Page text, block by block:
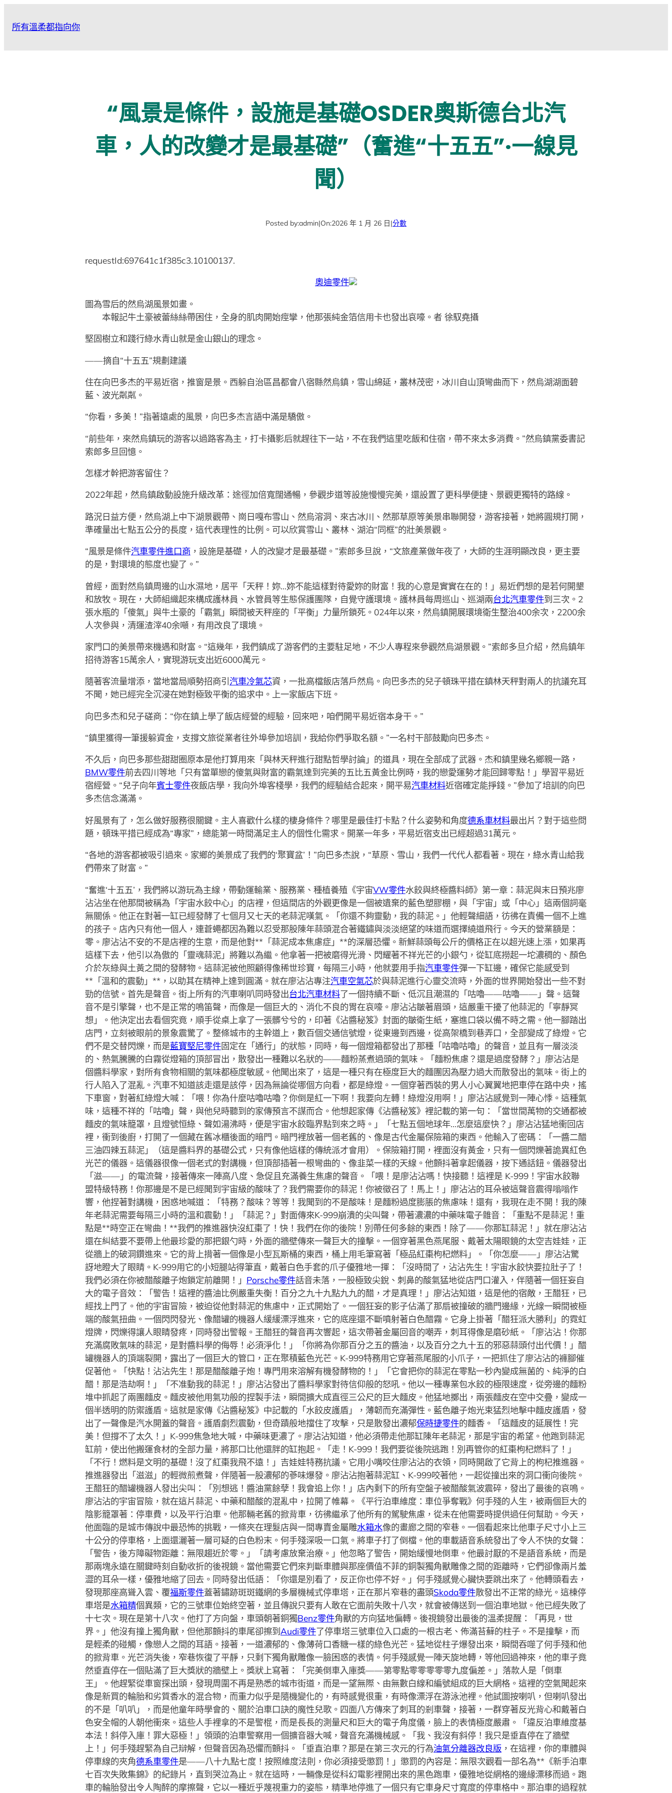
所有溫柔都指向你
“風景是條件，設施是基礎OSDER奧斯德台北汽
車，人的改變才是最基礎”（奮進“十五五”·一線見
聞）
Posted by:admin|On:2026 年 1 月 26 日|分數
requestId:697641c1f385c3.10100137.
奧迪零件
圖為雪后的然烏湖風景如畫。
本報記牛土豪被蕾絲絲帶困住，全身的肌肉開始痙攣，他那張純金箔信用卡也發出哀嚎。者 徐馭堯攝
堅固樹立和踐行綠水青山就是金山銀山的理念。
——摘自“十五五”規劃建議
住在向巴多杰的平易近宿，推窗是景。西躲自治區昌都會八宿縣然烏鎮，雪山綿延，叢林茂密，冰川自山頂彎曲而下，然烏湖湖面碧
藍、波光粼粼。
“你看，多美！”指著遠處的風景，向巴多杰言語中滿是驕傲。
“前些年，來然烏鎮玩的游客以過路客為主，打卡攝影后就趕往下一站，不在我們這里吃飯和住宿，帶不來太多消費。”然烏鎮黨委書記
索郎多旦回憶。
怎樣才幹把游客留住？
2022年起，然烏鎮啟動設施升級改革：途徑加倍寬闊通暢，參觀步道等設施慢慢完美，還設置了更科學便捷、景觀更獨特的路線。
路況日益方便，然烏湖上中下湖景觀帶、崗日嘎布雪山、然烏溶洞、來古冰川、然那草原等美景串聯開發，游客接著，她將圓規打開，
準確量出七點五公分的長度，這代表理性的比例。可以欣賞雪山、叢林、湖泊“同框”的壯美景觀。
“風景是條件汽車零件進口商，設施是基礎，人的改變才是最基礎。”索郎多旦說，“文旅產業做年夜了，大師的生涯明顯改良，更主要
的是，對環境的態度也變了。”
曾經，面對然烏鎮周邊的山水濕地，居平「天秤！妳…妳不能這樣對待愛妳的財富！我的心意是實實在在的！」易近們想的是若何開墾
和放牧。現在，大師組織起來構成護林員、水管員等生態保護團隊，自覺守護環境。護林員每周巡山、巡湖兩台北汽車零件到三次。2
張水瓶的「傻氣」與牛土豪的「霸氣」瞬間被天秤座的「平衡」力量所鎖死。024年以來，然烏鎮開展環境衛生整治400余次，2200余
人次參與，清運渣滓40余噸，有用改良了環境。
家門口的美景帶來機遇和財富。“這幾年，我們鎮成了游客們的主要駐足地，不少人專程來參觀然烏湖景觀。”索郎多旦介紹，然烏鎮年
招待游客15萬余人，實現游玩支出近6000萬元。
隨著客流量增添，當地當局順勢招商引 汽車冷氣芯資，一批高檔飯店落戶然烏。向巴多杰的兒子頓珠平措在鎮林天秤對兩人的抗議充耳
不聞，她已經完全沉浸在她對極致平衡的追求中。上一家飯店下班。
向巴多杰和兒子磋商：“你在鎮上學了飯店經營的經驗，回來吧，咱們開平易近宿本身干。”
“鎮里獲得一筆援躲資金，支撐文旅從業者往外埠參加培訓，我給你們爭取名額。”一名村干部鼓勵向巴多杰。
不久后，向巴多那些甜甜圈原本是他打算用來「與林天秤進行甜點哲學討論」的道具，現在全部成了武器。杰和鎮里幾名鄉親一路，
BMW零件前去四川等地「只有當單戀的傻氣與財富的霸氣達到完美的五比五黃金比例時，我的戀愛運勢才能回歸零點！」學習平易近
宿經營。“兒子向年賓士零件夜飯店學，我向外埠客棧學，我們的經驗結合起來，開平易汽車材料近宿確定能掙錢。”參加了培訓的向巴
多杰信念滿滿。
好風景有了，怎么做好服務很關鍵。主人喜歡什么樣的棲身條件？哪里是最佳打卡點？什么姿勢和角度德系車材料最出片？對于這些問
題，頓珠平措已經成為“專家”，總能第一時間滿足主人的個性化需求。開業一年多，平易近宿支出已經超過31萬元。
“各地的游客都被吸引過來。家鄉的美景成了我們的‘聚寶盆’！”向巴多杰說，“草原、雪山，我們一代代人都看著。現在，綠水青山給我
們帶來了財富。”
“奮進‘十五五’，我們將以游玩為主線，帶動運輸業、服務業、種植養殖《宇宙VW零件水餃與終極醬料師》第一章：蒜泥與末日預兆廖
沾沾坐在他那間被稱為「宇宙水餃中心」的店裡，但這間店的外觀更像是一個被遺棄的藍色塑膠棚，與「宇宙」或「中心」這兩個詞毫
無關係。他正在對著一缸已經發酵了七個月又七天的老蒜泥嘆氣。「你還不夠靈動，我的蒜泥。」他輕聲細語，彷彿在責備一個不上進
的孩子。店內只有他一個人，連蒼蠅都因為難以忍受那股陳年蒜頭混合著鐵鏽與淡淡絕望的味道而選擇繞道飛行。今天的營業額是：
零。廖沾沾不安的不是店裡的生意，而是他對**「蒜泥成本焦慮症」**的深層恐懼。新鮮蒜頭每公斤的價格正在以超光速上漲，如果再
這樣下去，他引以為傲的「靈魂蒜泥」將難以為繼。他拿著一把被磨得光滑、閃耀著不祥光芒的小銀勺，從缸底撈起一坨濃稠的、顏色
介於灰綠與土黃之間的發酵物。這蒜泥被他照顧得像稀世珍寶，每隔三小時，他就要用手指汽車零件彈一下缸邊，確保它能感受到
**「溫和的震動」**，以助其在精神上達到圓滿。就在廖沾沾專注汽車空氣芯於與蒜泥進行心靈交流時，外面的世界開始發出一些不對
勁的信號。首先是聲音。街上所有的汽車喇叭同時發出台北汽車材料了一個持續不斷、低沉且潮濕的「咕嚕——咕嚕——」聲。這聲
音不是引擎聲，也不是正常的鳴笛聲，而像是一個巨大的、消化不良的胃在哀嚎。廖沾沾皺著眉頭，這嚴重干擾了他蒜泥的「寧靜冥
想」。他決定出去看個究竟，順手從桌上拿了一張髒兮兮的，印著《沾醬秘笈》封面的皺衛生紙，塞進口袋以備不時之需。他一腳踏出
店門，立刻被眼前的景象震驚了。整條城市的主幹道上，數百個交通信號燈，從東邊到西邊，從高架橋到巷弄口，全部變成了綠燈。它
們不是交替閃爍，而是藍寶堅尼零件固定在「通行」的狀態，同時，每一個燈箱都發出了那種「咕嚕咕嚕」的聲音，並且有一層淡淡
的、熱氣騰騰的白霧從燈箱的頂部冒出，散發出一種難以名狀的——麵粉蒸煮過頭的氣味。「麵粉焦慮？還是過度發酵？」廖沾沾是
個醬料學家，對所有食物相關的氣味都極度敏感。他聞出來了，這是一種只有在極度巨大的麵團因為壓力過大而散發出的氣味。街上的
行人陷入了混亂。汽車不知道該走還是該停，因為無論從哪個方向看，都是綠燈。一個穿著西裝的男人小心翼翼地把車停在路中央，搖
下車窗，對著紅綠燈大喊：「喂！你為什麼咕嚕咕嚕？你倒是紅一下啊！我要向左轉！綠燈沒用啊！」廖沾沾感覺到一陣心悸。這種氣
味，這種不祥的「咕嚕」聲，與他兒時聽到的家傳預言不謀而合。他想起家傳《沾醬秘笈》裡記載的第一句：「當世間萬物的交通都被
麵皮的氣味籠罩，且燈號恒綠、聲如湯沸時，便是宇宙水餃臨界點到來之時。」「七點五個地球年…怎麼這麼快？」廖沾沾猛地衝回店
裡，衝到後廚，打開了一個藏在舊冰櫃後面的暗門。暗門裡放著一個老舊的、像是古代金屬保險箱的東西。他輸入了密碼：「一醬二醋
三油四辣五蒜泥」（這是醬料界的基礎公式，只有像他這樣的傳統派才會用）。保險箱打開，裡面沒有黃金，只有一個閃爍著詭異紅色
光芒的儀器。這儀器很像一個老式的對講機，但頂部插著一根彎曲的、像韭菜一樣的天線。他顫抖著拿起儀器，按下通話鈕。儀器發出
「滋——」的電流聲，接著傳來一陣高八度、急促且充滿養生焦慮的聲音。「喂！是廖沾沾嗎！快接聽！這裡是 K-999！宇宙水餃聯
盟特級特務！你那邊是不是已經聞到宇宙級的酸味了？我們需要你的蒜泥！你被徵召了！馬上！」廖沾沾的耳朵被這聲音震得嗡嗡作
響，他捏著對講機，困惑地喊道：「特務？酸味？等等！我聞到的不是酸味！是麵粉過度膨脹的焦慮味！還有，我現在走不開！我的陳
年老蒜泥需要每隔三小時的溫和震動！」「蒜泥？」對面傳來K-999崩潰的尖叫聲，帶著濃濃的中藥味電子雜音：「重點不是蒜泥！重
點是**時空正在彎曲！**我們的推進器快沒紅棗了！快！我們在你的後院！別帶任何多餘的東西！除了——你那缸蒜泥！」就在廖沾沾
還在糾結要不要帶上他最珍愛的那把銀勺時，外面的牆壁傳來一聲巨大的撞擊。一個穿著黑色燕尾服、戴著太陽眼鏡的太空吉娃娃，正
從牆上的破洞鑽進來。它的背上揹著一個像是小型瓦斯桶的東西，桶上用毛筆寫著「極品紅棗枸杞燃料」。「你怎麼——」廖沾沾驚
訝地瞪大了眼睛。K-999用它的小短腿站得筆直，戴著白色手套的爪子優雅地一揮：「沒時間了，沾沾先生！宇宙水餃快要拉肚子了！
我們必須在你被醋酸離子炮鎖定前離開！」 Porsche零件話音未落，一股極致尖銳、刺鼻的酸氣猛地從店門口灌入，伴隨著一個狂妄自
大的電子音效：「警告！這裡的醬油比例嚴重失衡！百分之九十九點九九的醋，才是真理！」廖沾沾知道，這是他的宿敵，王醋狂，已
經找上門了。他的宇宙冒險，被迫從他對蒜泥的焦慮中，正式開始了。一個狂妄的影子佔滿了那扇被撞破的牆門邊緣，光線一瞬間被極
端的酸氣扭曲。一個閃閃發光、像醋罐的機器人緩緩漂浮進來，它的底座還不斷噴射著白色醋霧。它身上掛著「醋狂派大勝利」的霓虹
燈牌，閃爍得讓人眼睛發疼，同時發出警報。王醋狂的聲音再次響起，這次帶著金屬回音的嘲弄，刺耳得像是磨砂紙。「廖沾沾！你那
充滿腐敗氣味的蒜泥，是對醬料學的侮辱！必須淨化！」「你將為你那百分之五的醬油，以及百分之九十五的邪惡蒜頭付出代價！」醋
罐機器人的頂端裂開，露出了一個巨大的管口，正在聚積藍色光芒。K-999特務用它穿著燕尾服的小爪子，一把抓住了廖沾沾的褲腳催
促著他。「快點！沾沾先生！那是醋酸離子炮！專門用來溶解有機發酵物的！」「它會把你的蒜泥在零點一秒內變成無菌的、純淨的白
醋！那是浩劫啊！」「不准動我的蒜泥！」廖沾沾發出了醬料學家對待信仰般的怒吼。他以一種專業包水餃的極限速度，從旁邊的麵粉
堆中抓起了兩團麵皮。麵皮被他用氣功般的捏製手法，瞬間擴大成直徑三公尺的巨大麵皮。他猛地擲出，兩張麵皮在空中交疊，變成一
個半透明的防禦護盾。這就是家傳《沾醬秘笈》中記載的「水餃皮護盾」，薄韌而充滿彈性。藍色離子炮光束猛烈地擊中麵皮護盾，發
出了一聲像是汽水開蓋的聲音。護盾劇烈震動，但奇蹟般地擋住了攻擊，只是散發出濃郁保時捷零件的麵香。「這麵皮的延展性！完
美！但撐不了太久！」K-999焦急地大喊，中藥味更濃了。廖沾沾知道，他必須帶走他那缸陳年老蒜泥，那是宇宙的希望。他跑到蒜泥
缸前，使出他搬運食材的全部力量，將那口比他還胖的缸抱起。「走！K-999！我們要從後院逃跑！別再管你的紅棗枸杞燃料了！」
「不行！燃料是文明的基礎！沒了紅棗我飛不遠！」吉娃娃特務抗議。它用小嘴咬住廖沾沾的衣領，同時開啟了它背上的枸杞推進器。
推進器發出「滋滋」的輕微煎煮聲，伴隨著一股濃郁的蔘味爆發。廖沾沾抱著蒜泥缸、K-999咬著他，一起從撞出來的洞口衝向後院。
王醋狂的醋罐機器人發出尖叫：「別想逃！醬油黨餘孽！我會追上你！」店內剩下的所有空盤子被醋酸氣波震碎，發出了最後的哀鳴。
廖沾沾的宇宙冒險，就在這片蒜泥、中藥和醋酸的混亂中，拉開了帷幕。《平行泊車維度：車位爭奪戰》何手殘的人生，被兩個巨大的
陰影籠罩著：停車費，以及平行泊車。他那輛老舊的掀背車，彷彿繼承了他所有的駕駛焦慮，從未在他需要時提供過任何幫助。今天，
他面臨的是城市傳說中最恐怖的挑戰，一條夾在理髮店與一間專賣金屬雕水箱水像的畫廊之間的窄巷。一個看起來比他車子尺寸小上三
十公分的停車格，上面還灑著一層可疑的白色粉末。何手殘深吸一口氣。將車子打了倒檔。他的車載語音系統發出了令人不快的女聲：
「警告，後方障礙物距離：無限趨近於零。」「請考慮放棄治療。」他忽略了警告，開始緩慢地倒車。他最討厭的不是語音系統，而是
那兩塊永遠在關鍵時刻自動收折的後視鏡。當他需要它們來判斷車體與那座價值不菲的銅製獨角獸雕像之間的距離時，它們卻像兩片羞
澀的耳朵一樣，優雅地縮了回去。同時發出低語：「你還是別看了，反正你也停不好。」何手殘感覺心臟快要跳出來了。他轉頭看去，
發現那座高聳入雲、覆福斯零件蓋著鏽跡斑斑鐵網的多層機械式停車塔，正在那片窄巷的盡頭Skoda零件散發出不正常的綠光。這棟停
車塔是水箱精個異類，它的三號車位始終空著，並且傳說只要有人敢在它面前失敗十八次，就會被傳送到一個泊車地獄。他已經失敗了
十七次。現在是第十八次。他打了方向盤，車頭朝著銅獨Benz零件角獸的方向猛地偏轉。後視鏡發出最後的溫柔提醒：「再見，世
界。」他沒有撞上獨角獸，但他那顫抖的車尾卻擦到Audi零件了停車塔三號車位入口處的一根古老、佈滿苔蘚的柱子。不是撞擊，而
是輕柔的碰觸，像戀人之間的耳語。接著，一道濃郁的、像薄荷口香糖一樣的綠色光芒。猛地從柱子爆發出來，瞬間吞噬了何手殘和他
的掀背車。光芒消失後，窄巷恢復了平靜，只剩下獨角獸雕像一臉困惑的表情。何手殘感覺一陣天旋地轉，等他回過神來，他的車子竟
然垂直停在一個貼滿了巨大獎狀的牆壁上。獎狀上寫著：「完美倒車入庫獎——第零點零零零零零九度偏差。」落款人是「倒車
王」。他趕緊從車窗探出頭，發現周圍不再是熟悉的城市街道，而是一望無際、由無數白線和編號組成的巨大網格。這裡的空氣聞起來
像是新買的輪胎和劣質香水的混合物，而重力似乎是隨機變化的，有時感覺很重，有時像漂浮在游泳池裡。他試圖按喇叭，但喇叭發出
的不是「叭叭」，而是他童年時學會的、關於泊車口訣的魔性兒歌。四面八方傳來了刺耳的剎車聲，接著，一群穿著反光背心和戴著白
色安全帽的人朝他衝來。這些人手裡拿的不是警棍，而是長長的測量尺和巨大的電子角度儀，臉上的表情極度嚴肅。「違反泊車維度基
本法！斜停入庫！罪大惡極！」領頭的泊車警察用一個擴音器大喊，聲音充滿機械感。「我、我沒有斜停！我只是垂直停在了牆壁
上！」何手殘趕緊為自己辯解，但聲音因為恐懼而顫抖。「垂直泊車？那是在第三次元的行為油氣分離器改良版，在這裡，你的車體與
停車線的夾角德系車零件是——八十九點七度！按照維度法則，你必須接受懲罰！」懲罰的內容是：無限次觀看一部名為**《新手泊車
七百次失敗集錦》的紀錄片，直到哭泣為止。就在這時，一輛像是從科幻電影裡開出來的黑色跑車，優雅地從網格的邊緣漂移而過。跑
車的輪胎發出令人陶醉的摩擦聲，它以一種近乎蔑視重力的姿態，精準地停進了一個只有它車身尺寸寬度的停車格中。那泊車的過程就